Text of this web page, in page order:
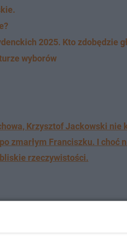
2025. Kto zdobędzie
wyborów
Krzysztof Jackowski nie
zmarłym Franciszku. I choć
rzeczywistości.